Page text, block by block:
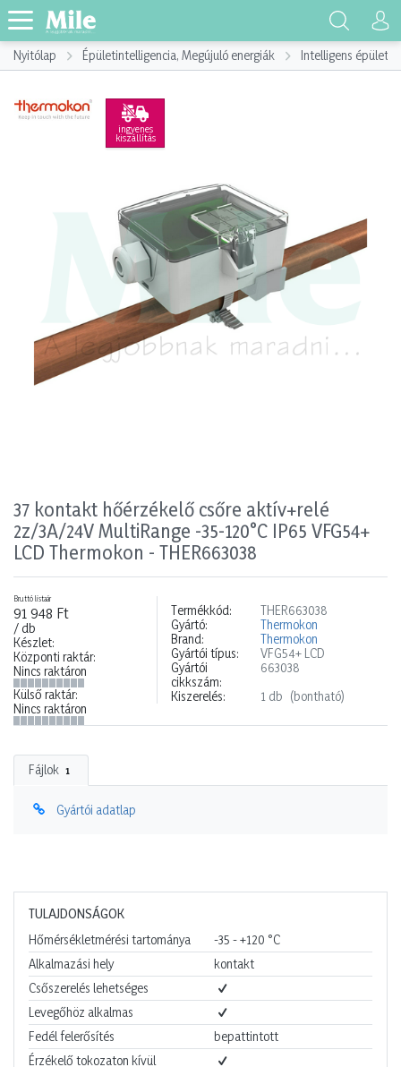
Nyitólap Épületintelligencia, Megújuló energiák Intelligens épület,
ingyenes
kiszállítás
37 kontakt hőérzékelő csőre aktív+relé
2z/3A/24V MultiRange -35-120°C IP65 VFG54+
LCD Thermokon - THER663038
Bruttó listaár
91 948 Ft
/ db
Készlet:
Központi raktár:
Nincs raktáron
Külső raktár:
Nincs raktáron
Termékkód:
THER663038
Gyártó:
Thermokon
Brand:
Thermokon
Gyártói típus:
VFG54+ LCD
Gyártói
cikkszám:
663038
Kiszerelés:
1 db (bontható)
Fájlok 1
Gyártói adatlap
TULAJDONSÁGOK
Hőmérsékletmérési tartománya
-35 - +120 °C
Alkalmazási hely
kontakt
Csőszerelés lehetséges
Levegőhöz alkalmas
Fedél felerősítés
bepattintott
Érzékelő tokozaton kívül